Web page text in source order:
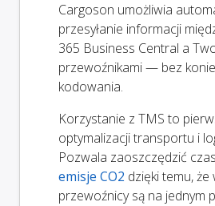
Cargoson umożliwia
przesyłanie informacji
365 Business Central a
przewoźnikami — bez
kodowania.
Korzystanie z TMS to
optymalizacji transportu i
Pozwala zaoszczędzić
emisje CO2 dzięki temu,
przewoźnicy są na jednym